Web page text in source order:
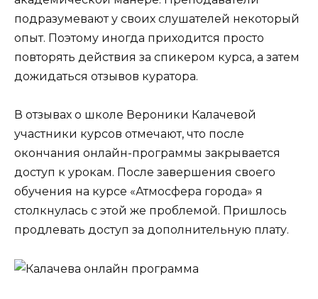
подразумевают у своих слушателей некоторый
опыт. Поэтому иногда приходится просто
повторять действия за спикером курса, а затем
дожидаться отзывов куратора.
В отзывах о школе Вероники Калачевой
участники курсов отмечают, что после
окончания онлайн-программы закрывается
доступ к урокам. После завершения своего
обучения на курсе «Атмосфера города» я
столкнулась с этой же проблемой. Пришлось
продлевать доступ за дополнительную плату.